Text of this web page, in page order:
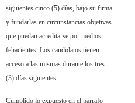
siguientes cinco (5) días, bajo su firma
y fundarlas en circunstancias objetivas
que puedan acreditarse por medios
fehacientes. Los candidatos tienen
acceso a las mismas durante los tres
(3) días siguientes.
Cumplido lo expuesto en el párrafo